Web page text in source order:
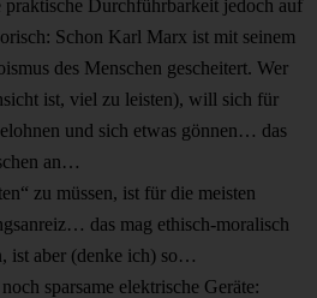
Durchführbarkeit jedoch auf
Schon Karl Marx ist mit seinem
des Menschen gescheitert. Wer
ist, viel zu leisten), will sich für
und sich etwas gönnen… das
an…
zu müssen, ist für die meisten
das mag ethisch-moralisch
ist aber (denke ich) so…
sparsame elektrische Geräte: